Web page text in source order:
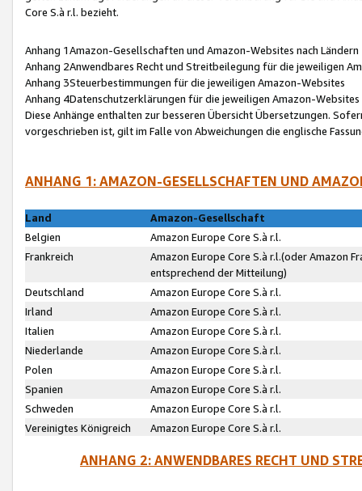
Core S.à r.l. bezieht.
Anhang 1Amazon-Gesellschaften und Amazon-Websites nach Ländern
Anhang 2Anwendbares Recht und Streitbeilegung für die jeweiligen
Anhang 3Steuerbestimmungen für die jeweiligen Amazon-Websites
Anhang 4Datenschutzerklärungen für die jeweiligen Amazon-Websites
Diese Anhänge enthalten zur besseren Übersicht Übersetzungen.
vorgeschrieben ist, gilt im Falle von Abweichungen die englische
ANHANG 1: AMAZON-GESELLSCHAFTEN UND
Land
Amazon-Gesellschaft
Belgien
Amazon Europe Core S.à r.l.
Frankreich
Amazon Europe Core S.à r.l.(oder Amazon
entsprechend der Mitteilung)
Deutschland
Amazon Europe Core S.à r.l.
Irland
Amazon Europe Core S.à r.l.
Italien
Amazon Europe Core S.à r.l.
Niederlande
Amazon Europe Core S.à r.l.
Polen
Amazon Europe Core S.à r.l.
Spanien
Amazon Europe Core S.à r.l.
Schweden
Amazon Europe Core S.à r.l.
Vereinigtes Königreich
Amazon Europe Core S.à r.l.
ANHANG 2: ANWENDBARES RECHT UND